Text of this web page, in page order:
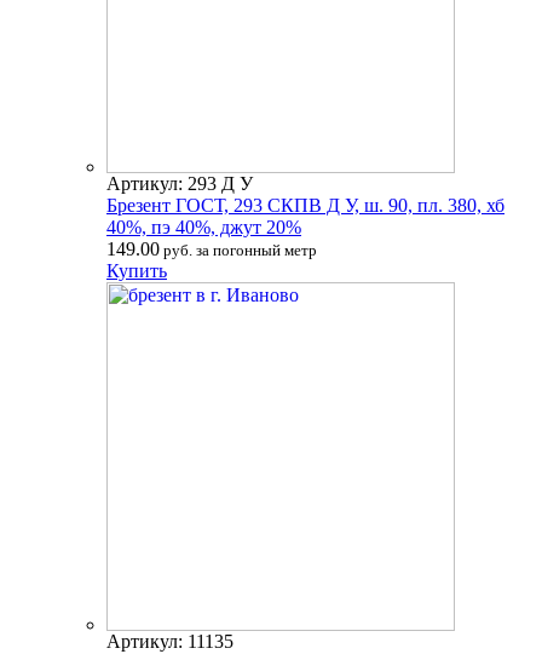
Артикул: 293 Д У
Брезент ГОСТ, 293 СКПВ Д У, ш. 90, пл. 380, хб
40%, пэ 40%, джут 20%
149.00 руб. за погонный метр
Купить
Артикул: 11135